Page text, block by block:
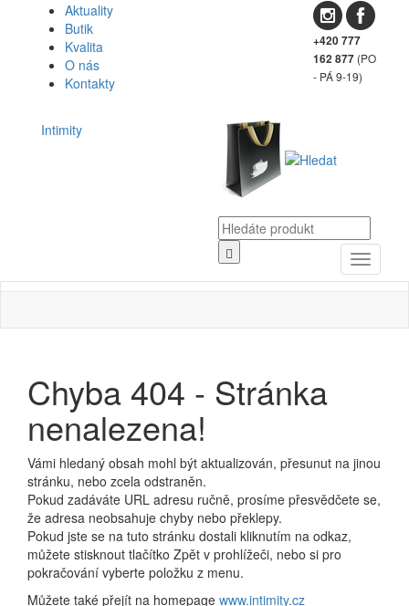
Aktuality
Butik
Kvalita
O nás
Kontakty
+420 777
162 877 (PO
- PÁ 9-19)
Intimity
Toggle
Chyba 404 - Stránka
nenalezena!
Vámi hledaný obsah mohl být aktualizován, přesunut na jinou
stránku, nebo zcela odstraněn.
Pokud zadáváte URL adresu ručně, prosíme přesvědčete se,
že adresa neobsahuje chyby nebo překlepy.
Pokud jste se na tuto stránku dostali kliknutím na odkaz,
můžete stisknout tlačítko Zpět v prohlížeči, nebo si pro
pokračování vyberte položku z menu.
Můžete také přejít na homepage www.intimity.cz